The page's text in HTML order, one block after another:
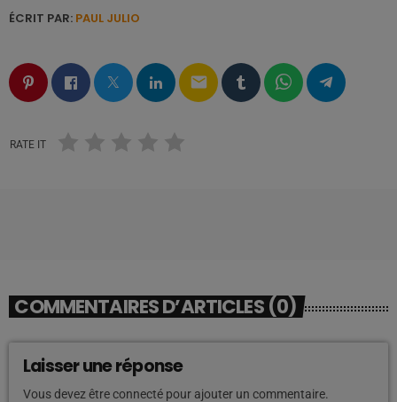
ÉCRIT PAR: PAUL JULIO
email
RATE IT
COMMENTAIRES D’ARTICLES (0)
Laisser une réponse
Vous devez être connecté pour ajouter un commentaire.